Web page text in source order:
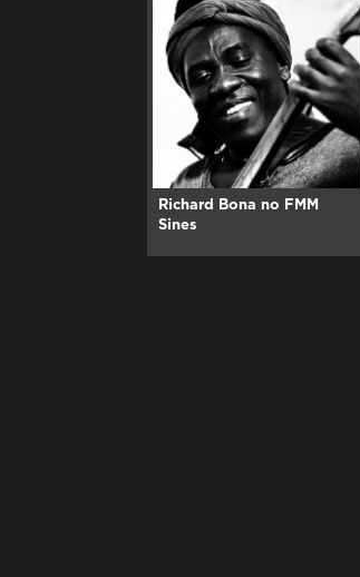
Richard Bona no FMM
Sines